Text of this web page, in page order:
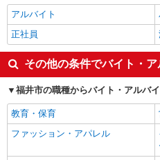
アルバイト
正社員
その他の条件でバイト・
福井市の職種からバイト・アルバ
教育・保育
ファッション・アパレル